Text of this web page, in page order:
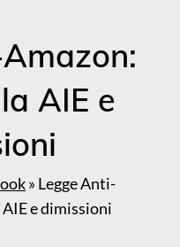
AIE e
» Legge Anti-
e dimissioni